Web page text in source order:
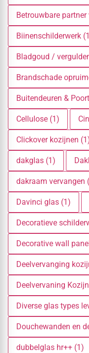
Betrouwbare
Biinenschilderwerk
Bladgoud /
Brandschade
Buitendeuren &
Cellulose (1)
Clickover kozijnen
dakglas (1)
dakraam vervangen
Davinci glas (1)
Decoratieve
Decorative wall
Deelvervanging
Deelvervaning
Diverse glas types
Douchewanden en
dubbelglas hr++ (1)